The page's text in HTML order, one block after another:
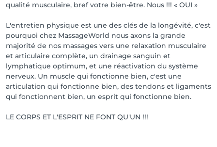
qualité musculaire, bref votre bien-être. Nous !!! « OUI »
L'entretien physique est une des clés de la longévité, c'est
pourquoi chez MassageWorld nous axons la grande
majorité de nos massages vers une relaxation musculaire
et articulaire complète, un drainage sanguin et
lymphatique optimum, et une réactivation du système
nerveux. Un muscle qui fonctionne bien, c'est une
articulation qui fonctionne bien, des tendons et ligaments
qui fonctionnent bien, un esprit qui fonctionne bien.
LE CORPS ET L'ESPRIT NE FONT QU'UN !!!